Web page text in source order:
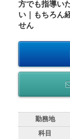
方でも指導い
い｜もちろん
せん
勤務地
科目